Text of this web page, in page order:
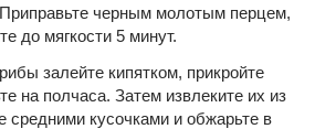
черным молотым перцем,
до мягкости 5 минут.
залейте кипятком, прикройте
на полчаса. Затем извлеките их из
средними кусочками и обжарьте в